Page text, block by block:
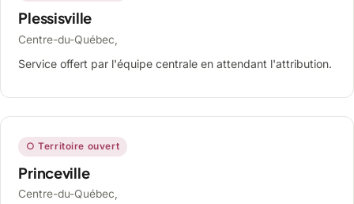
Plessisville
Centre-du-Québec,
Service offert par l'équipe centrale en attendant l'attribution.
○ Territoire ouvert
Princeville
Centre-du-Québec,